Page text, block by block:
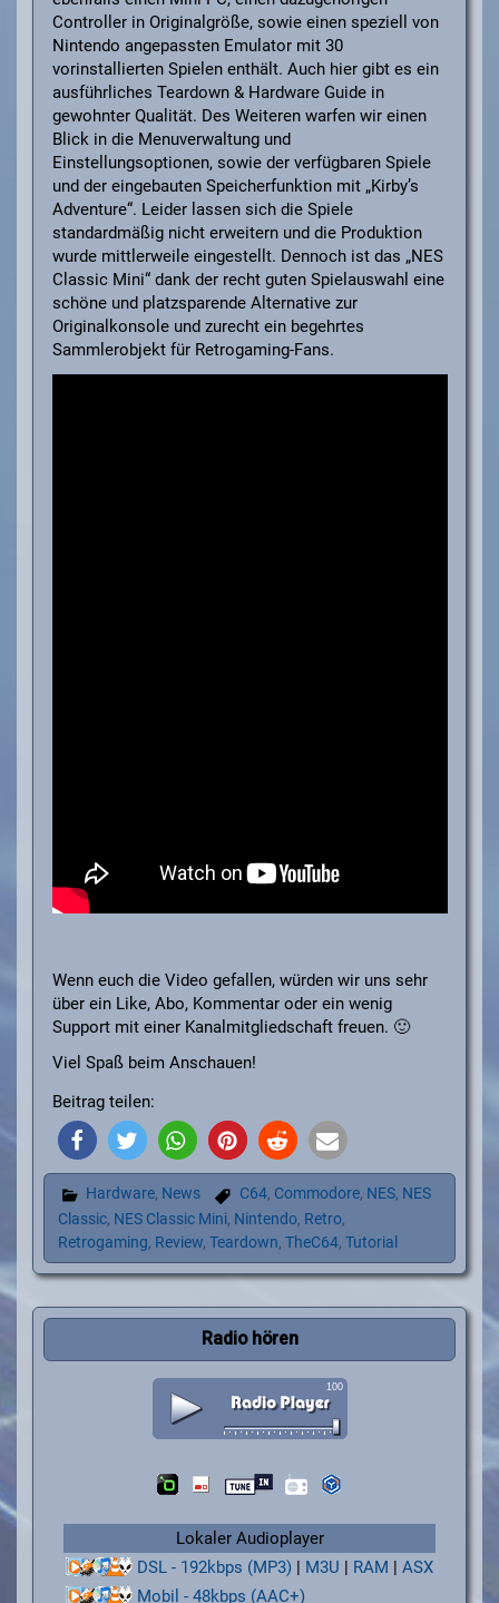
Controller in Originalgröße, sowie einen speziell von
Nintendo angepassten Emulator mit 30
vorinstallierten Spielen enthält. Auch hier gibt es ein
ausführliches Teardown & Hardware Guide in
gewohnter Qualität. Des Weiteren warfen wir einen
Blick in die Menuverwaltung und
Einstellungsoptionen, sowie der verfügbaren Spiele
und der eingebauten Speicherfunktion mit „Kirby’s
Adventure“. Leider lassen sich die Spiele
standardmäßig nicht erweitern und die Produktion
wurde mittlerweile eingestellt. Dennoch ist das „NES
Classic Mini“ dank der recht guten Spielauswahl eine
schöne und platzsparende Alternative zur
Originalkonsole und zurecht ein begehrtes
Sammlerobjekt für Retrogaming-Fans.
Wenn euch die Video gefallen, würden wir uns sehr
über ein Like, Abo, Kommentar oder ein wenig
Support mit einer Kanalmitgliedschaft freuen. 🙂
Viel Spaß beim Anschauen!
Beitrag teilen:
Hardware, News C64, Commodore, NES, NES
Classic, NES Classic Mini, Nintendo, Retro,
Retrogaming, Review, Teardown, TheC64, Tutorial
Radio hören
Lokaler Audioplayer
DSL - 192kbps (MP3) | M3U | RAM | ASX
Mobil - 48kbps (AAC+)